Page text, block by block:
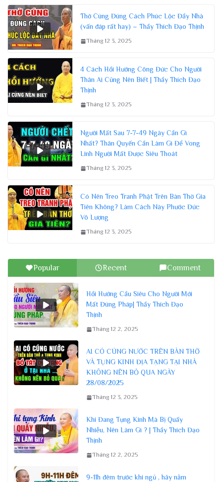
Thờ Cúng Đúng Cách Phúc Lộc Đầy Nhà
(vấn đáp rất hay) – Thầy Thích Đạo Thịnh
Tháng 12 3, 2025
4 Cách Hồi Hướng Công Đức Cho Người
Thân Ai Cũng Nên Biết | Thầy Thích Đạo
Thịnh
Tháng 12 3, 2025
Người Mất Sau 7-7-49 Ngày Cần Gì
Nhất? Thân Quyến Cần Làm Gì Để Vong
Linh Người Mất Được Siêu Thoát
Tháng 12 3, 2025
Có Nên Treo Tranh Phật Trên Bàn Thờ Gia
Tiên Không? Làm Cách Này Phước Đức
Vô Lượng
Tháng 12 3, 2025
Popular Recent Comment
Hồi Hướng Cầu Siêu Cho Người Mới
Mất Đúng Pháp| Thầy Thích Đạo
Thịnh
Tháng 12 2, 2025
AI CÓ CÚNG NƯỚC TRÊN BÀN THỜ
VÀ TỤNG KINH ĐỊA TẠNG TẠI NHÀ
KHÔNG NÊN BỎ QUA NGÀY
28/08/2025
Tháng 12 3, 2025
Khi Đang Tụng Kinh Mà Bị Quấy
Nhiễu, Nên Làm Gì ? | Thầy Thích Đạo
Thịnh
Tháng 12 2, 2025
9-11h đêm trước khi ngủ , hãy nằm